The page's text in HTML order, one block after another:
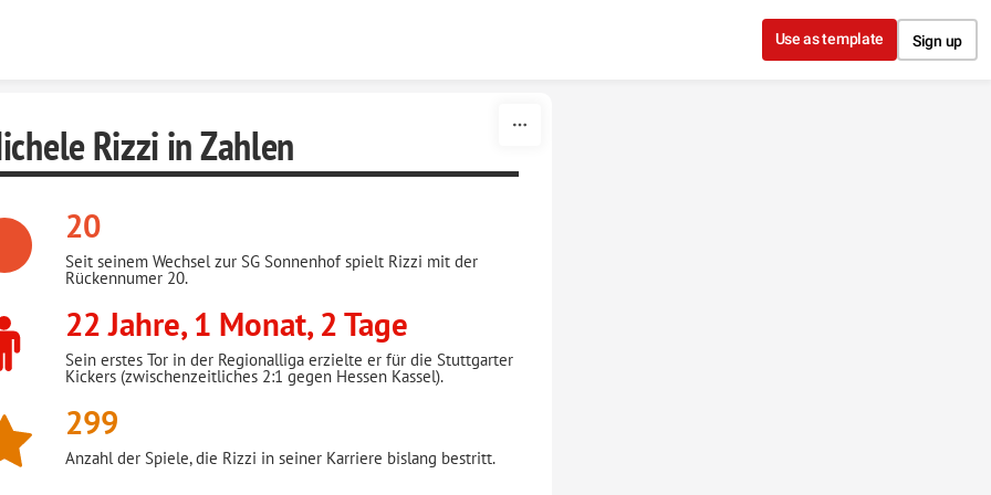
Use as template Sign up
Rizzi in Zahlen
20
Seit seinem Wechsel zur SG Sonnenhof spielt Rizzi mit der
Rückennumer 20.
22 Jahre, 1 Monat, 2 Tage
Sein erstes Tor in der Regionalliga erzielte er für die Stuttgarter
Kickers (zwischenzeitliches 2:1 gegen Hessen Kassel).
299
Anzahl der Spiele, die Rizzi in seiner Karriere bislang bestritt.